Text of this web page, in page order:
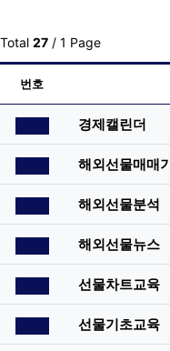
Total 27 / 1 Page
번호
공지사항경제캘린더
공지사항해외선물매매
공지사항해외선물분석
공지사항해외선물뉴스
공지사항선물차트교육
공지사항선물기초교육